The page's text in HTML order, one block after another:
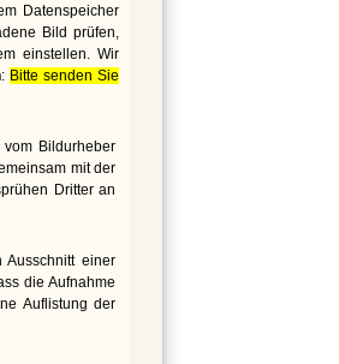
Datenspeicher
Bild prüfen,
einstellen. Wir
: Bitte senden Sie
Bildurheber
mit der
Dritter an
Ausschnitt einer
die Aufnahme
Auflistung der